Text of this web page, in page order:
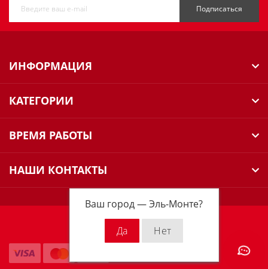
Ваш город —Эль-Монте?
Подписаться
ИНФОРМАЦИЯ
КАТЕГОРИИ
ВРЕМЯ РАБОТЫ
НАШИ КОНТАКТЫ
Milwaukee Russia © 2026